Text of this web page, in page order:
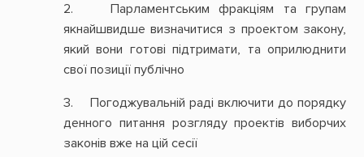
2. Парламентським фракціям та групам
якнайшвидше визначитися з проектом закону,
який вони готові підтримати, та оприлюднити
свої позиції публічно
3. Погоджувальній раді включити до порядку
денного питання розгляду проектів виборчих
законів вже на цій сесії